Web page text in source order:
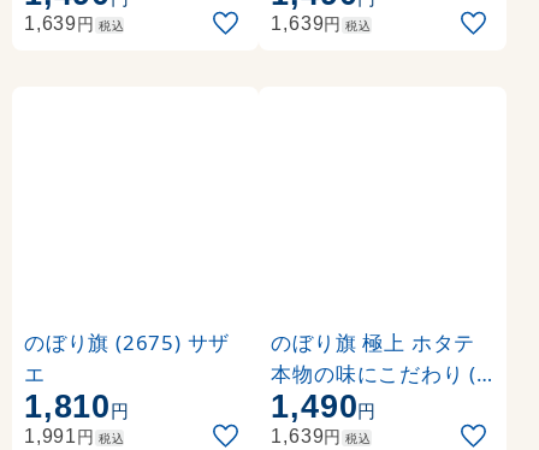
1,639円 税込 1,639円 税込
のぼり旗 (2675) サザ
エ
1,810円
1,991円 税込
のぼり旗 極上 ホタテ
本物の味にこだわり (S
NB-1534)
1,490円
1,639円 税込